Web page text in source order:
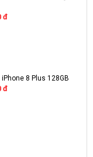
đ
8 Plus 128GB
đ